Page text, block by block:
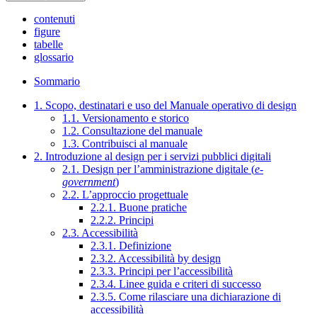
contenuti
figure
tabelle
glossario
Sommario
1. Scopo, destinatari e uso del Manuale operativo di design
1.1. Versionamento e storico
1.2. Consultazione del manuale
1.3. Contribuisci al manuale
2. Introduzione al design per i servizi pubblici digitali
2.1. Design per l’amministrazione digitale (e-
government)
2.2. L’approccio progettuale
2.2.1. Buone pratiche
2.2.2. Principi
2.3. Accessibilità
2.3.1. Definizione
2.3.2. Accessibilità by design
2.3.3. Principi per l’accessibilità
2.3.4. Linee guida e criteri di successo
2.3.5. Come rilasciare una dichiarazione di
accessibilità